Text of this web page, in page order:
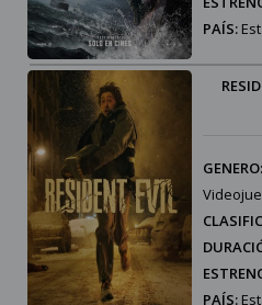
PAÍS:
GENERO:
PAÍS: